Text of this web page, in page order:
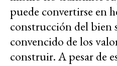
puede convertirse en
construcción del bien
convencido de los
construir. A pesar de